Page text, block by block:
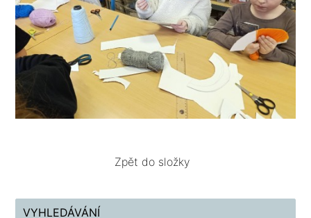
Zpět do složky
VYHLEDÁVÁNÍ